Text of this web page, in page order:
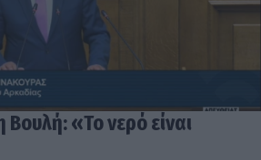
Βουλή: «Το νερό είναι